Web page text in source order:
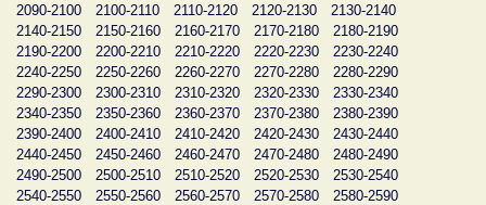
2090-2100
2100-2110 2110-2120 2120-2130
2130-2140
2140-2150
2150-2160 2160-2170 2170-2180
2180-2190
2190-2200
2200-2210 2210-2220 2220-2230
2230-2240
2240-2250
2250-2260 2260-2270 2270-2280
2280-2290
2290-2300
2300-2310 2310-2320 2320-2330
2330-2340
2340-2350
2350-2360 2360-2370 2370-2380
2380-2390
2390-2400
2400-2410 2410-2420 2420-2430
2430-2440
2440-2450
2450-2460 2460-2470 2470-2480
2480-2490
2490-2500
2500-2510 2510-2520 2520-2530
2530-2540
2540-2550
2550-2560 2560-2570 2570-2580
2580-2590